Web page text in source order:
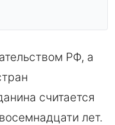
РФ, а
считается
лет.